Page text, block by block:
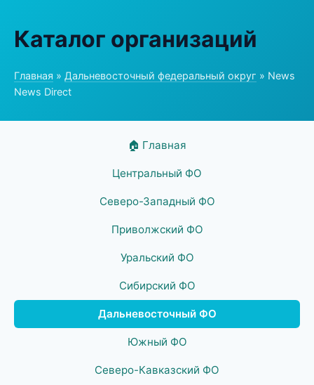
Каталог организаций
Главная » Дальневосточный федеральный округ » News
News Direct
🏠 Главная
Центральный ФО
Северо-Западный ФО
Приволжский ФО
Уральский ФО
Сибирский ФО
Дальневосточный ФО
Южный ФО
Северо-Кавказский ФО